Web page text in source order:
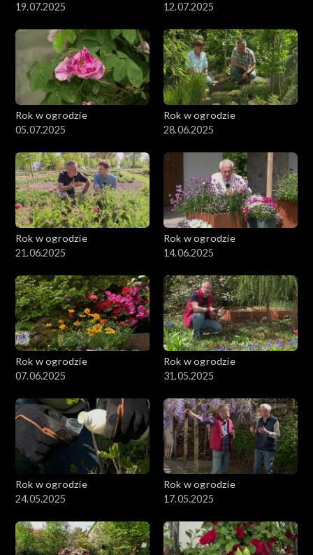
19.07.2025
12.07.2025
Rok w ogrodzie
05.07.2025
Rok w ogrodzie
28.06.2025
Rok w ogrodzie
21.06.2025
Rok w ogrodzie
14.06.2025
Rok w ogrodzie
07.06.2025
Rok w ogrodzie
31.05.2025
Rok w ogrodzie
24.05.2025
Rok w ogrodzie
17.05.2025